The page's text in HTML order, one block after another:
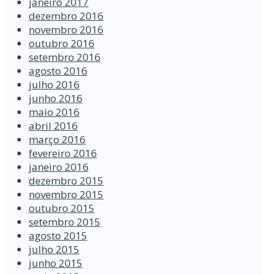
dezembro 2016
novembro 2016
outubro 2016
setembro 2016
agosto 2016
julho 2016
junho 2016
maio 2016
abril 2016
março 2016
fevereiro 2016
janeiro 2016
dezembro 2015
novembro 2015
outubro 2015
setembro 2015
agosto 2015
julho 2015
junho 2015